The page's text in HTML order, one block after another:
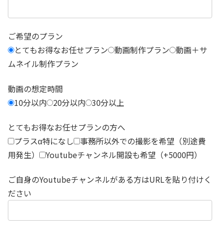
ご希望のプラン
とてもお得なお任せプラン 動画制作プラン 動画＋サ
ムネイル制作プラン
動画の想定時間
10分以内
20分以内 30分以上
とてもお得なお任せプランの方へ
プラスα特になし
事務所以外での撮影を希望（別途費
用発生）
Youtubeチャンネル開設も希望（+5000円）
ご自身のYoutubeチャンネルがある方はURLを貼り付けく
ださい